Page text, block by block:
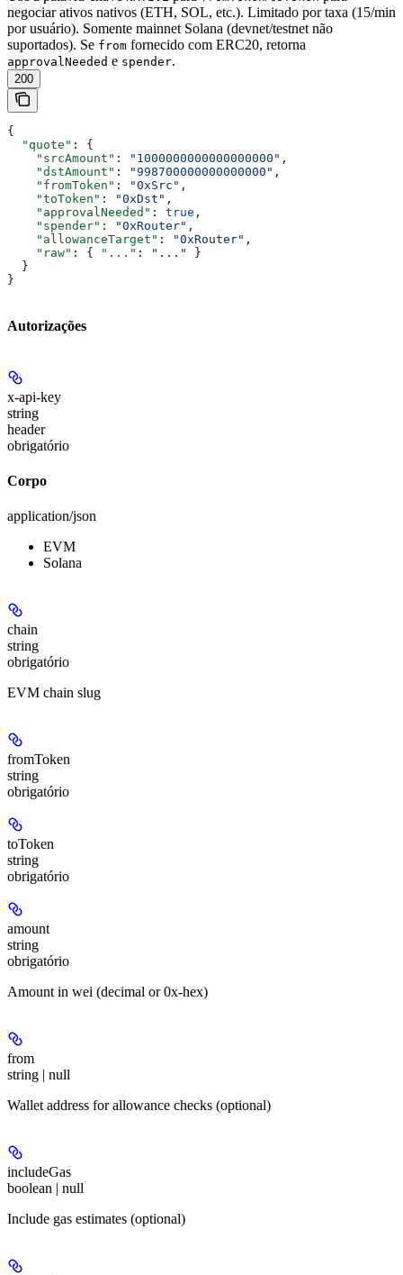
negociar ativos nativos (ETH, SOL, etc.). Limitado por taxa (15/min
por usuário). Somente mainnet Solana (devnet/testnet não
suportados). Se from fornecido com ERC20, retorna
approvalNeeded e spender.
200
{
  "quote"
: {
    "srcAmount"
: "1000000000000000000" ,
    "dstAmount"
: "998700000000000000" ,
    "fromToken"
: "0xSrc" ,
    "toToken"
: "0xDst" ,
    "approvalNeeded"
: true ,
    "spender"
: "0xRouter" ,
    "allowanceTarget"
: "0xRouter" ,
    "raw"
: { "..." : "..."
}
  }
}
Autorizações
x-api-key
string
header
obrigatório
Corpo
application/json
EVM
Solana
chain
string
obrigatório
EVM chain slug
fromToken
string
obrigatório
toToken
string
obrigatório
amount
string
obrigatório
Amount in wei (decimal or 0x-hex)
from
string | null
Wallet address for allowance checks (optional)
includeGas
boolean | null
Include gas estimates (optional)